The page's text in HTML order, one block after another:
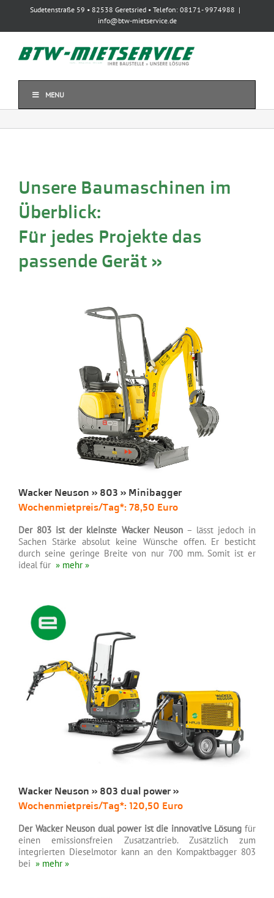
Sudetenstraße 59 • 82538 Geretsried • Telefon: 08171- 9974988 |
info@btw-mietservice.de
MENU
Unsere Baumaschinen im
Überblick:
Für jedes Projekte das
passende Gerät »
Wacker Neuson » 803 » Minibagger
Wochenmietpreis/Tag*: 78,50 Euro
Der 803 ist der kleinste Wacker Neuson– lässt jedoch in
Sachen Stärke absolut keine Wünsche offen. Er besticht
durch seine geringe Breite von nur 700 mm. Somit ist er
ideal für » mehr »
Wacker Neuson » 803 dual power »
Wochenmietpreis/Tag*: 120,50 Euro
Der Wacker Neuson dual power ist die innovative Lösung für
einen emissionsfreien Zusatzantrieb. Zusätzlich zum
integrierten Dieselmotor kann an den Kompaktbagger 803
bei » mehr »